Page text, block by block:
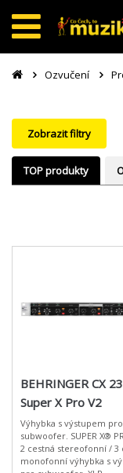
Ozvučení
Zobrazit filtry
TOP produkty
BEHRINGER CX
Super X Pro V2
Výhybka s výstupem pro
subwoofer. SUPER X® PRO Přesná
2 cestná stereofonní / 3
monofonní výhybka s